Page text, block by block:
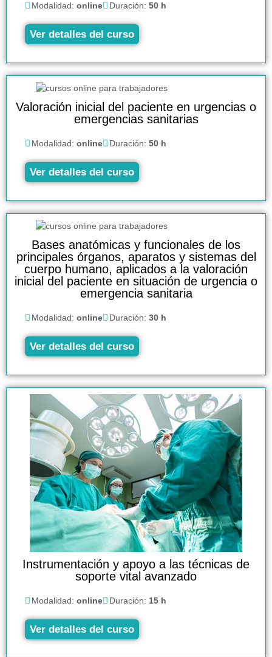
Modalidad: online Duración: 50 h
Ver detalles del curso
Valoración inicial del paciente en urgencias o
emergencias sanitarias
Modalidad: online Duración: 50 h
Ver detalles del curso
Bases anatómicas y funcionales de los
principales órganos, aparatos y sistemas del
cuerpo humano, aplicados a la valoración
inicial del paciente en situación de urgencia o
emergencia sanitaria
Modalidad: online Duración: 30 h
Ver detalles del curso
Instrumentación y apoyo a las técnicas de
soporte vital avanzado
Modalidad: online Duración: 15 h
Ver detalles del curso